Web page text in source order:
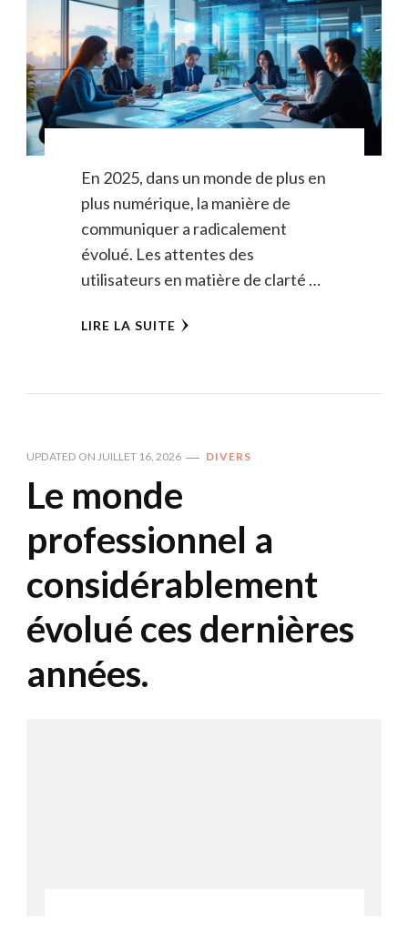
En 2025, dans un monde de plus en
plus numérique, la manière de
communiquer a radicalement
évolué. Les attentes des
utilisateurs en matière de clarté …
LIRE LA SUITE
UPDATED ON JUILLET 16, 2026 DIVERS
Le monde
professionnel a
considérablement
évolué ces dernières
années.